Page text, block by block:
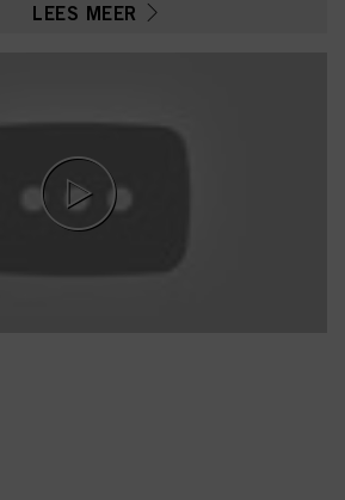
Methyl Glucose Dioleate,
Distearate, Coconut Acid,
Laureth-4, Hydrogenated
Castor Oil, Magnesium
Citrate, Succinic Acid,
HC Blue No. 12, HC Blue
LEES MEER